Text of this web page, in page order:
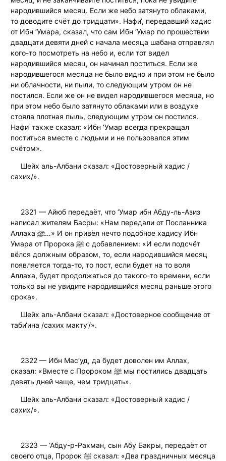
народившийся месяц. Если же небо затянуто облаками,
то доводите счёт до тридцати». Нафи‘, передавший хадис
от Ибн ‘Умара, сказал, что сам Ибн ‘Умар по прошествии
двадцати девяти дней с начала месяца шабана отправлял
кого-то посмотреть на небо и, если тот видел
народившийся месяц, он начинал поститься. Если же
народившегося месяца не было видно и при этом не было
ни облачности, ни пыли, то следующим утром он не
постился. Если же он не видел народившегося месяца, но
при этом небо было затянуто облаками или в воздухе
стояла плотная пыль, следующим утром он постился.
Нафи‘ также сказал: «Ибн ‘Умар всегда прекращал
поститься вместе с людьми и не пользовался этим
счётом».
Шейх аль-Албани сказал: «Достоверный хадис /
сахих/».
2321 — Айюб передаёт, что ‘Умар ибн Абду-ль-Азиз
написал жителям Басры: «Нам передали от Посланника
Аллаха ﷺ…» И он привёл нечто подобное хадису Ибн
Умара от Пророка ﷺ с добавлением: «И если подсчёт
вёлся должным образом, то, если народившийся месяц
появляется тогда-то, то пост, если будет на то воля
Аллаха, будет продолжаться до такого-то времени, если
только вы не увидите народившийся месяц раньше этого
срока».
Шейх аль-Албани сказал: «Достоверное сообщение от
таби‘ина /сахих макту‘/».
2322 — Ибн Мас‘уд, да будет доволен им Аллах,
сказал: «Вместе с Пророком ﷺ мы постились двадцать
девять дней чаще, чем тридцать».
Шейх аль-Албани сказал: «Достоверный хадис /
сахих/».
2323 — ‘Абду-р-Рахман, сын Абу Бакры, передаёт от
своего отца, Пророк ﷺ сказал: «Два праздничных месяца